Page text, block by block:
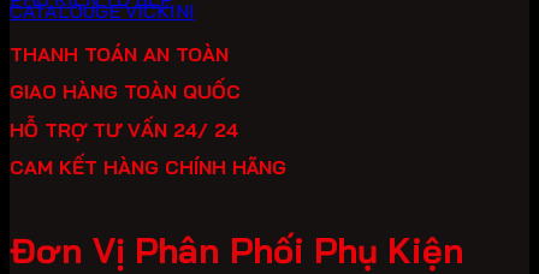
CATALOUGE VICKINI
THANH TOÁN AN TOÀN
GIAO HÀNG TOÀN QUỐC
HỖ TRỢ TƯ VẤN 24/ 24
CAM KẾT HÀNG CHÍNH HÃNG
Đơn Vị Phân Phối Phụ Kiện